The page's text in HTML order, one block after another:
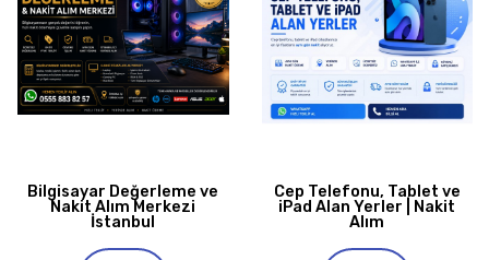
Bilgisayar Değerleme ve
Nakit Alım Merkezi
İstanbul
Cep Telefonu, Tablet ve
iPad Alan Yerler | Nakit
Alım